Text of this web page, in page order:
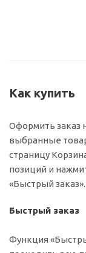
Как купить
Оформить заказ
выбранные
страницу
позиций и
«Быстрый заказ».
Быстрый заказ
Функция